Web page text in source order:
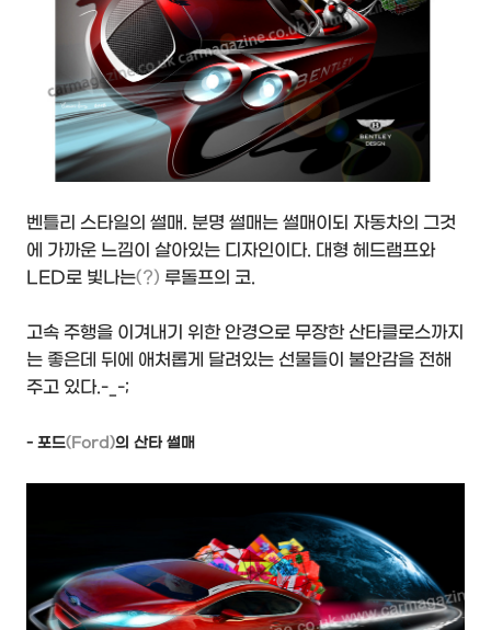
벤틀리 스타일의 썰매. 분명 썰매는 썰매이되 자동차의 그것
에 가까운 느낌이 살아있는 디자인이다. 대형 헤드램프와
LED로 빛나는(?) 루돌프의 코.
고속 주행을 이겨내기 위한 안경으로 무장한 산타클로스까지
는 좋은데 뒤에 애처롭게 달려있는 선물들이 불안감을 전해
주고 있다.-_-;
- 포드(Ford)의 산타 썰매